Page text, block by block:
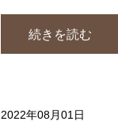
続きを読む
2022年08月01日